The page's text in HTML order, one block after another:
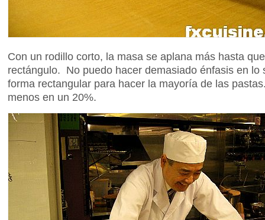
Con un rodillo corto, la masa se aplana más hasta
rectángulo. No puedo hacer demasiado énfasis en lo
forma rectangular para hacer la mayoría de las
menos en un 20%.